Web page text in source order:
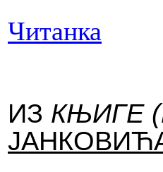
Читанка
ИЗ КЊИГЕ